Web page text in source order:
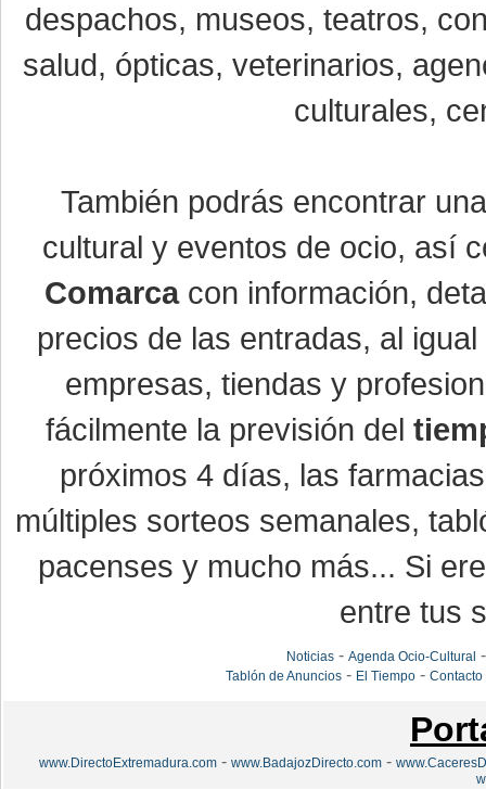
despachos, museos, teatros,
salud, ópticas, veterinarios,
culturales,
También podrás encontrar
cultural y eventos de ocio, así
Comarcacon información,
precios de las entradas, al
empresas, tiendas y
fácilmente la previsión del
próximos 4 días, las
múltiples sorteos semanales,
pacenses y mucho más... Si
entre tus
Noticias- Agenda Ocio-Cultural
Tablón de Anuncios- El Tiempo- Contacto
www.DirectoExtremadura.com - www.BadajozDirecto.com -